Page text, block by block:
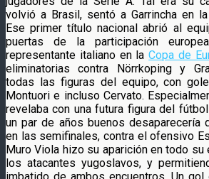
volvió a Brasil, sentó a Garrincha en
Ese primer título nacional abrió al
puertas de la participación
representante italiano en laCopa de
eliminatorias contra Nörrkoping y
todas las figuras del equipo, con
Montuori e incluso Cervato.
revelaba con una futura figura del
un par de años buenos desaparecería
en las semifinales, contra el ofensivo
Muro Viola hizo su aparición en todo su
los atacantes yugoslavos, y